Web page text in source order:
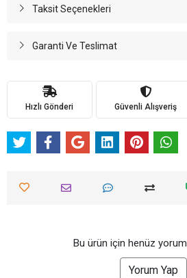
Taksit Seçenekleri
Garanti Ve Teslimat
Hızlı Gönderi Güvenli Alışveriş
Bu ürün için henüz yorum
Yorum Yap